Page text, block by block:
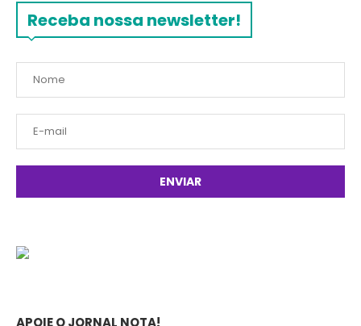
Receba nossa newsletter!
APOIE O JORNAL NOTA!